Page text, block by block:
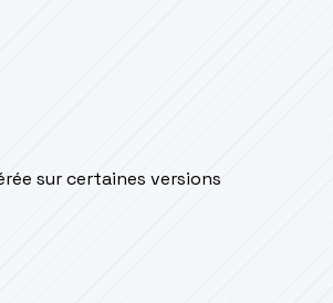
sur certaines versions